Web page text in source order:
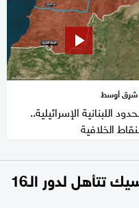
شرق أوسط
اللبنانية الإسرائيلية..
الخلافية
تتأهل لدور الـ16